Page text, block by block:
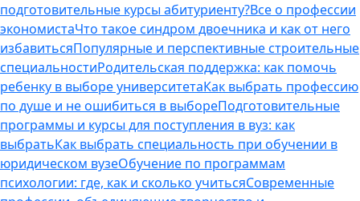
подготовительные курсы абитуриенту?Все о профессии
экономистаЧто такое синдром двоечника и как от него
избавитьсяПопулярные и перспективные строительные
специальностиРодительская поддержка: как помочь
ребенку в выборе университетаКак выбрать профессию
по душе и не ошибиться в выбореПодготовительные
программы и курсы для поступления в вуз: как
выбратьКак выбрать специальность при обучении в
юридическом вузеОбучение по программам
психологии: где, как и сколько учитьсяСовременные